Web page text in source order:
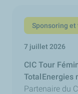
Sponsoring
7 juillet 2026
CIC Tour
TotalEnergies
Partenaire du